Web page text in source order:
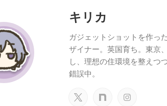
キリカ
ガジェットショットを作っ
ザイナー。英国育ち。東京
し、理想の住環境を整えつ
錯誤中。